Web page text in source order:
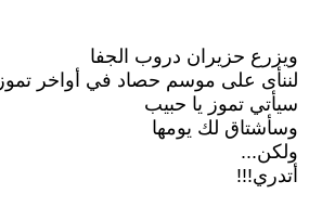
ويزرع حزيران دروب الجفا
لننأى على موسم حصاد في أواخر تموز
سيأتي تموز يا حبيب
وسأشتاق لك يومها
ولكن...
أتدري!!!